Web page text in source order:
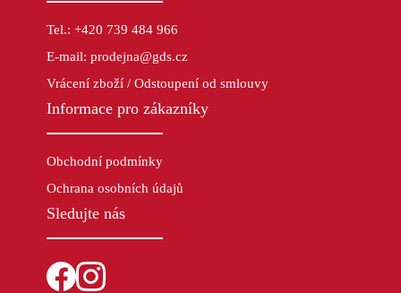
Tel.: +420 739 484 966
E-mail: prodejna@gds.cz
Vrácení zboží / Odstoupení od smlouvy
Informace pro zákazníky
Obchodní podmínky
Ochrana osobních údajů
Sledujte nás